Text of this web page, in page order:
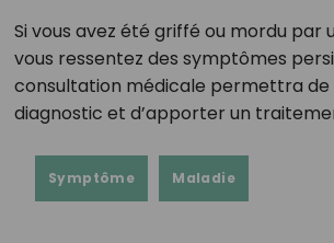
Si vous avez été griffé ou mordu par
vous ressentez des symptômes
consultation médicale permettra
diagnostic et d’apporter un
Symptôme Maladie